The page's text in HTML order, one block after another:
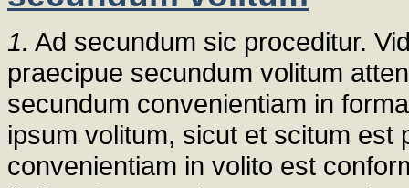
1. Ad secundum sic proceditur.
praecipue secundum volitum
secundum convenientiam in
ipsum volitum, sicut et scitum
convenientiam in volito est